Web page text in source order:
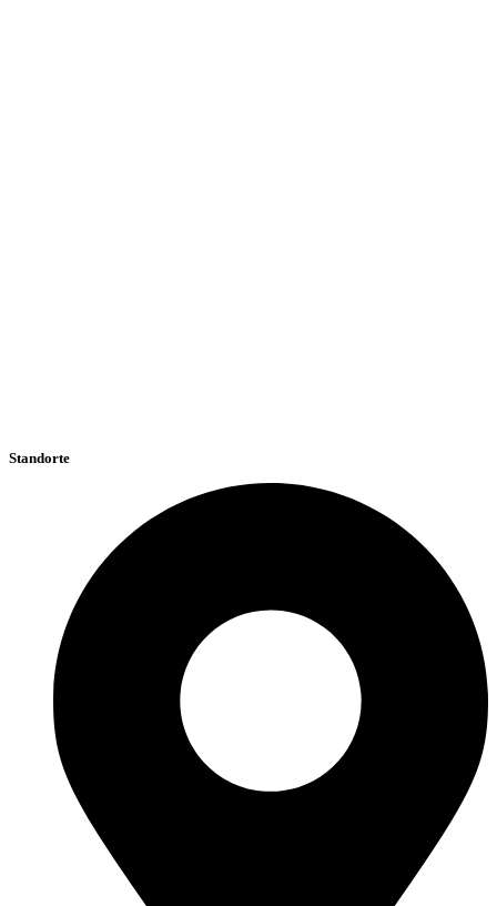
Standorte